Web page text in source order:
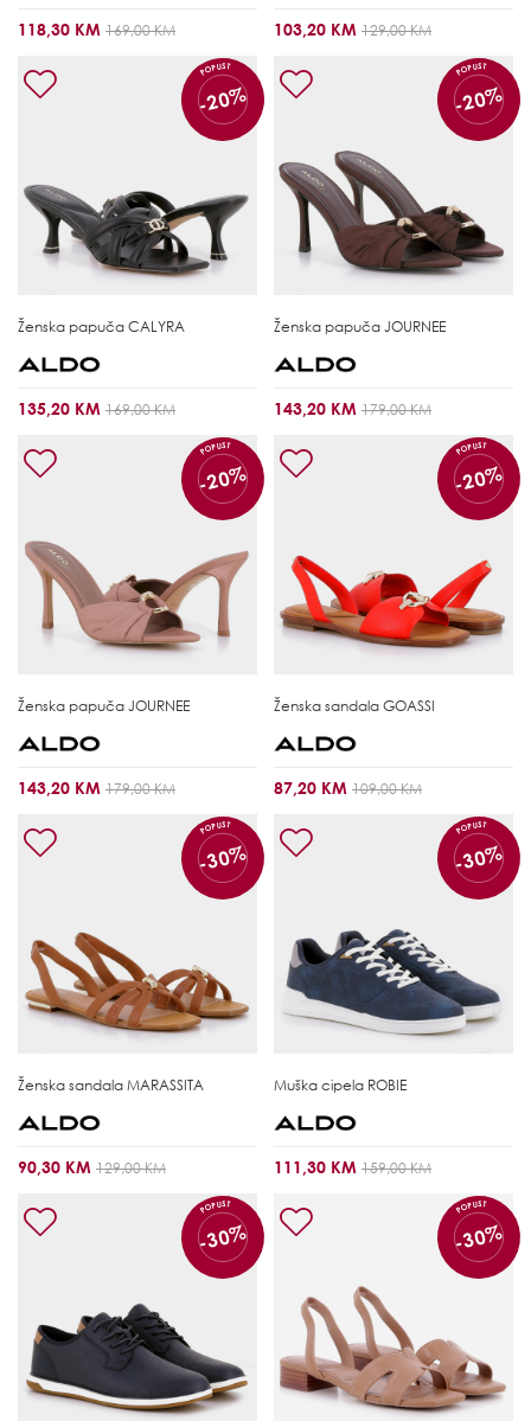
118,30 KM 169,00 KM 103,20 KM 129,00 KM
POPUST
-20%
Ženska papuča CALYRA
135,20 KM 169,00 KM
POPUST
-20%
Ženska papuča JOURNEE
143,20 KM 179,00 KM
POPUST
-20%
Ženska papuča JOURNEE
143,20 KM 179,00 KM
POPUST
-20%
Ženska sandala GOASSI
87,20 KM 109,00 KM
POPUST
-30%
Ženska sandala MARASSITA
90,30 KM 129,00 KM
POPUST
-30%
Muška cipela ROBIE
111,30 KM 159,00 KM
POPUST
-30%
POPUST
-30%